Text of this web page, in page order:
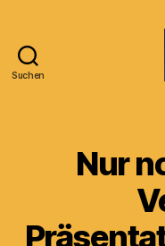
Suchen
Nur